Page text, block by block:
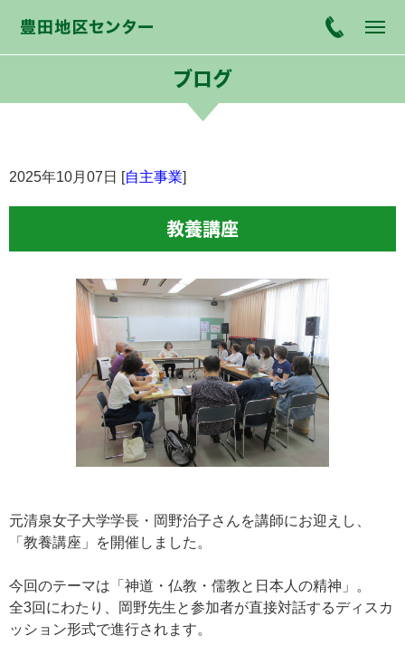
ブログ
2025年10月07日 [自主事業]
教養講座
元清泉女子大学学長・岡野治子さんを講師にお迎えし、
「教養講座」を開催しました。
今回のテーマは「神道・仏教・儒教と日本人の精神」。
全3回にわたり、岡野先生と参加者が直接対話するディスカ
ッション形式で進行されます。